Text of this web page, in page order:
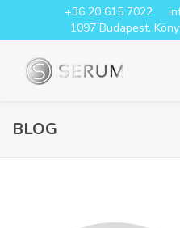
+36 20 615 7022
1097 Budapest,
BLOG